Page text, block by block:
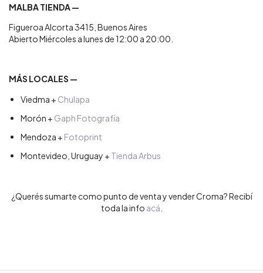
MALBA TIENDA —
Figueroa Alcorta 3415, Buenos Aires
Abierto Miércoles a lunes de 12:00 a 20:00.
MÁS LOCALES —
Viedma + Chulapa
Morón + Gaph Fotografía
Mendoza + Fotoprint
Montevideo, Uruguay + Tienda Arbus
¿Querés sumarte como punto de venta y vender Croma? Recibí
toda la info acá